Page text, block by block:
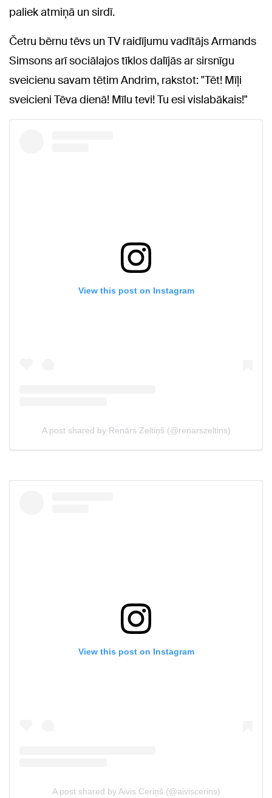
paliek atmiņā un sirdī.
Četru bērnu tēvs un TV raidījumu vadītājs Armands
Simsons arī sociālajos tīklos dalījās ar sirsnīgu
sveicienu savam tētim Andrim, rakstot: "Tēt! Mīļi
sveicieni Tēva dienā! Mīlu tevi! Tu esi vislabākais!"